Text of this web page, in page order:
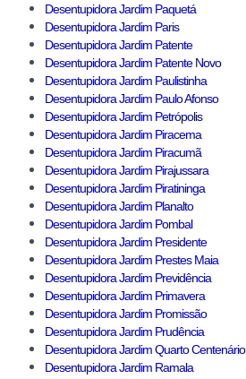
Desentupidora Jardim Paquetá
Desentupidora Jardim Paris
Desentupidora Jardim Patente
Desentupidora Jardim Patente Novo
Desentupidora Jardim Paulistinha
Desentupidora Jardim Paulo Afonso
Desentupidora Jardim Petrópolis
Desentupidora Jardim Piracema
Desentupidora Jardim Piracumã
Desentupidora Jardim Pirajussara
Desentupidora Jardim Piratininga
Desentupidora Jardim Planalto
Desentupidora Jardim Pombal
Desentupidora Jardim Presidente
Desentupidora Jardim Prestes Maia
Desentupidora Jardim Previdência
Desentupidora Jardim Primavera
Desentupidora Jardim Promissão
Desentupidora Jardim Prudência
Desentupidora Jardim Quarto Centenário
Desentupidora Jardim Ramala